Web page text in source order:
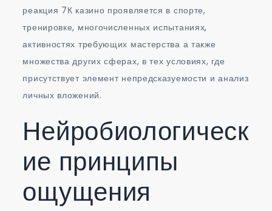
реакция 7К казино проявляется в спорте,
тренировке, многочисленных испытаниях,
активностях требующих мастерства а также
множества других сферах, в тех условиях, где
присутствует элемент непредсказуемости и анализ
личных вложений.
Нейробиологическ
ие принципы
ощущения